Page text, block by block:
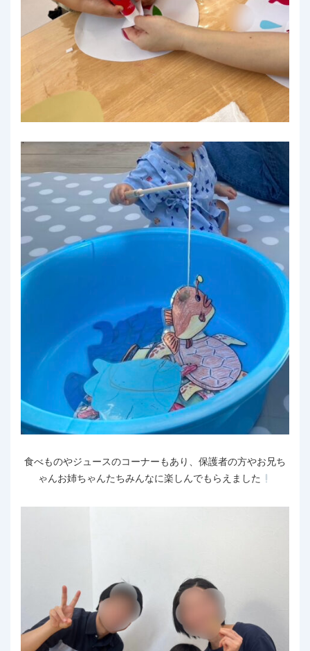
食べものやジュースのコーナーもあり、保護者の方やお兄ち
ゃんお姉ちゃんたちみんなに楽しんでもらえました